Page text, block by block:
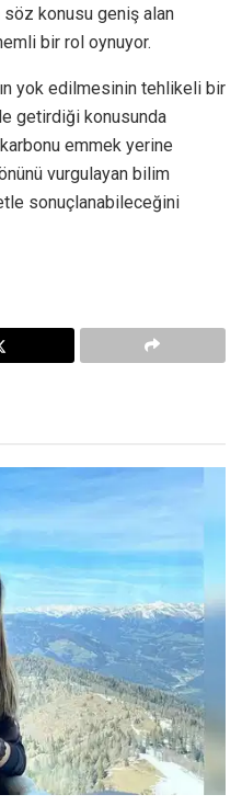
konusu geniş alan
bir rol oynuyor.
yok edilmesinin tehlikeli bir
getirdiği konusunda
emmek yerine
vurgulayan bilim
sonuçlanabileceğini